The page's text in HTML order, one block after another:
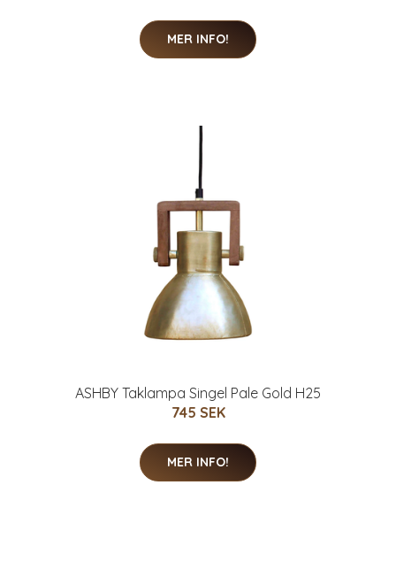
MER INFO!
ASHBY Taklampa Singel Pale Gold H25
745 SEK
MER INFO!